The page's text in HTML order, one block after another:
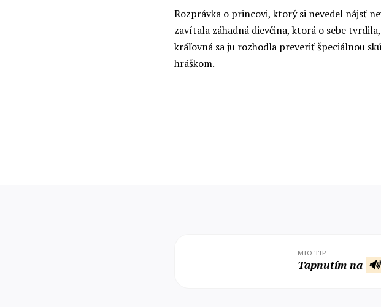
Rozprávka o princovi, ktorý si nevedel nájsť
zavítala záhadná dievčina, ktorá o sebe
kráľovná sa ju rozhodla preveriť špeciálnou
hráškom.
MIO TIP
Tapnutím na